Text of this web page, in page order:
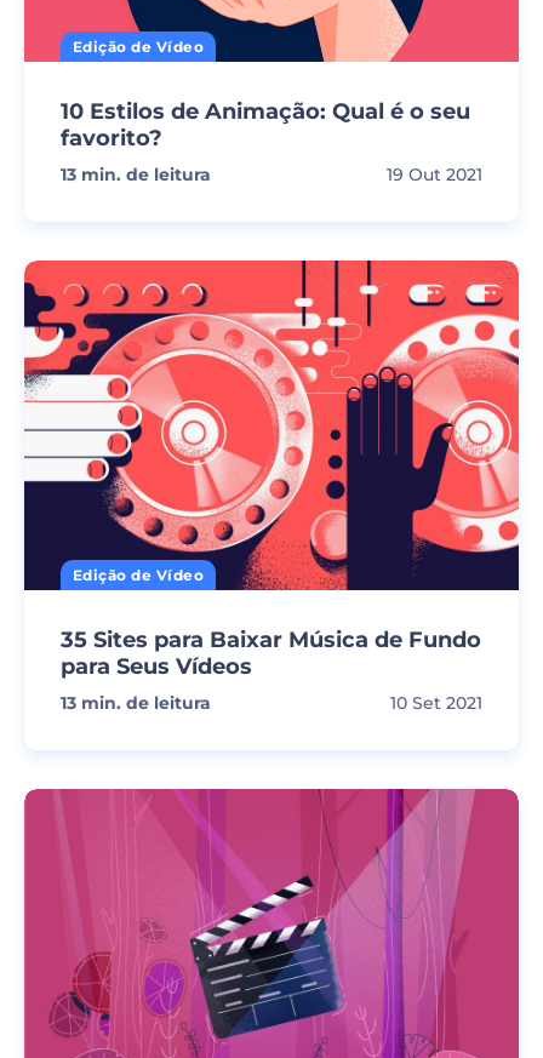
Edição de Vídeo
10 Estilos de Animação: Qual é o seu
favorito?
13 min. de leitura 19 Out 2021
Edição de Vídeo
35 Sites para Baixar Música de Fundo
para Seus Vídeos
13 min. de leitura 10 Set 2021